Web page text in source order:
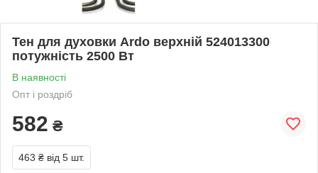
Тен для духовки Ardo верхній 524013300
потужність 2500 Вт
В наявності
Опт і роздріб
582 ₴
463 ₴ від 5 шт.